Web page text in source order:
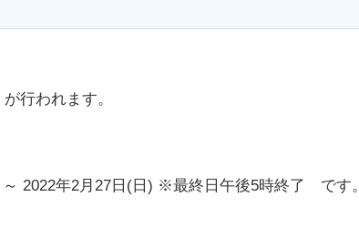
行われます。
～ 2022年2月27日(日) ※最終日午後5時終了 です。